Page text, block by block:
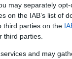
may separately
on the IAB’s list of
third parties on the
third parties.
and may
ύποπτο
πιθήκων
σε δύο